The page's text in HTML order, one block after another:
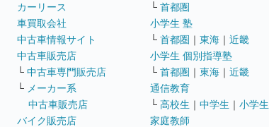
カーリース
車買取会社
中古車情報サイト
中古車販売店
└ 中古車専門販売店
└ メーカー系
中古車販売店
バイク販売店
└ 首都圏
小学生 塾
└ 首都圏 ｜ 東海 ｜ 近畿
小学生 個別指導塾
└ 首都圏 ｜ 東海 ｜ 近畿
通信教育
└ 高校生 ｜ 中学生 ｜ 小学生
家庭教師